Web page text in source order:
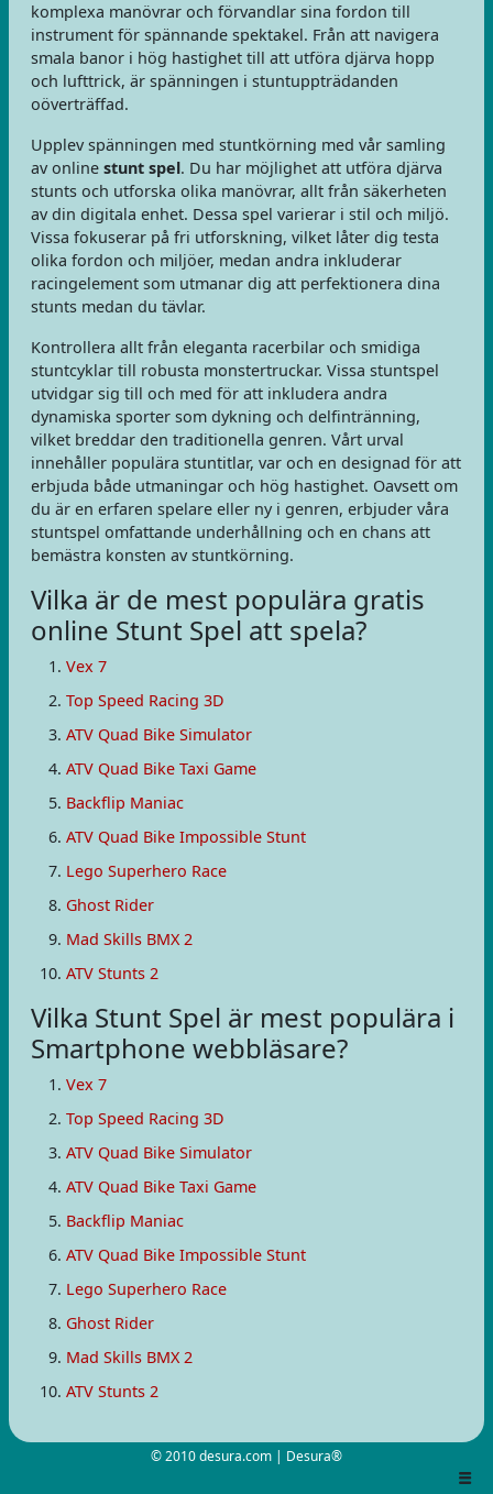
komplexa manövrar och förvandlar sina fordon till
instrument för spännande spektakel. Från att navigera
smala banor i hög hastighet till att utföra djärva hopp
och lufttrick, är spänningen i stuntuppträdanden
oöverträffad.
Upplev spänningen med stuntkörning med vår samling
av online stunt spel. Du har möjlighet att utföra djärva
stunts och utforska olika manövrar, allt från säkerheten
av din digitala enhet. Dessa spel varierar i stil och miljö.
Vissa fokuserar på fri utforskning, vilket låter dig testa
olika fordon och miljöer, medan andra inkluderar
racingelement som utmanar dig att perfektionera dina
stunts medan du tävlar.
Kontrollera allt från eleganta racerbilar och smidiga
stuntcyklar till robusta monstertruckar. Vissa stuntspel
utvidgar sig till och med för att inkludera andra
dynamiska sporter som dykning och delfintränning,
vilket breddar den traditionella genren. Vårt urval
innehåller populära stuntitlar, var och en designad för att
erbjuda både utmaningar och hög hastighet. Oavsett om
du är en erfaren spelare eller ny i genren, erbjuder våra
stuntspel omfattande underhållning och en chans att
bemästra konsten av stuntkörning.
Vilka är de mest populära gratis
online Stunt Spel att spela?
Vex 7
Top Speed Racing 3D
ATV Quad Bike Simulator
ATV Quad Bike Taxi Game
Backflip Maniac
ATV Quad Bike Impossible Stunt
Lego Superhero Race
Ghost Rider
Mad Skills BMX 2
ATV Stunts 2
Vilka Stunt Spel är mest populära i
Smartphone webbläsare?
Vex 7
Top Speed Racing 3D
ATV Quad Bike Simulator
ATV Quad Bike Taxi Game
Backflip Maniac
ATV Quad Bike Impossible Stunt
Lego Superhero Race
Ghost Rider
Mad Skills BMX 2
ATV Stunts 2
© 2010 desura.com | Desura®